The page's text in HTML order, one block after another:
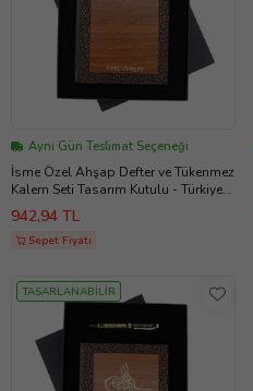
Aynı Gün Teslimat Seçeneği
İsme Özel Ahşap Defter ve Tükenmez
Kalem Seti Tasarım Kutulu - Türkiye
Haritası Temalı
942,94 TL
Sepet Fiyatı
TASARLANABİLİR